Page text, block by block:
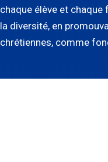
chaque élève et chaque
la diversité, en
chrétiennes, comme